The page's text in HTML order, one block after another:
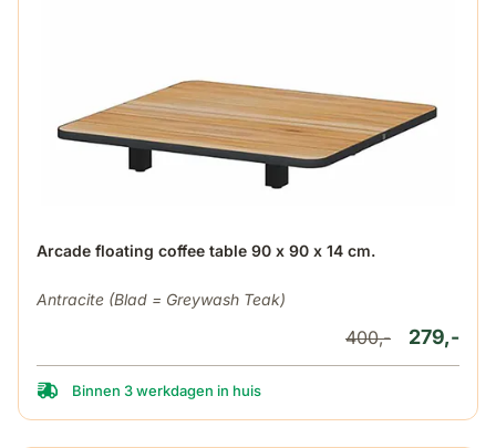
Arcade floating coffee table 90 x 90 x 14 cm.
Antracite (Blad = Greywash Teak)
279,-
400,-
Binnen 3 werkdagen in huis